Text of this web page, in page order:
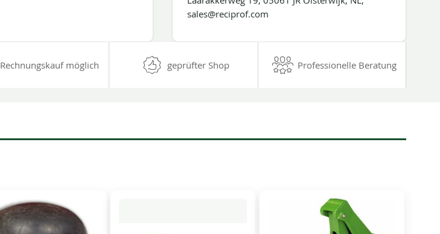
sales@reciprof.com
Rechnungskauf möglich geprüfter Shop Professionelle Beratung